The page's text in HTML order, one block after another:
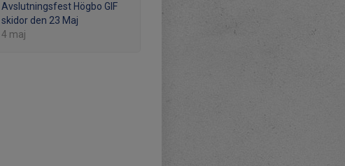
Avslutningsfest Högbo GIF
skidor den 23 Maj
4 maj